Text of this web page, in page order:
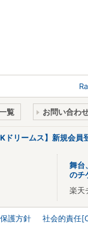
覧 お問い合わ
ドリームス】新規会
舞台
のチ
楽天
護方針 社会的責任